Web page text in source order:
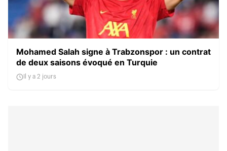
Mohamed Salah signe à Trabzonspor : un contrat
de deux saisons évoqué en Turquie
Il y a 2 jours